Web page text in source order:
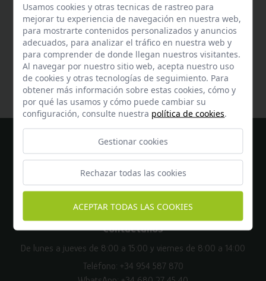
Ayuda
Encuentra respuesta a todas tus dudasaquí
Contáctanos
De lunes a jueves de 8:00 a 15:00 y viernes de 8:00 a 14:00
Teléfono: +34 954 587 870
Usamos cookies y otras tecnicas de rastreo para
mejorar tu experiencia de navegación en nuestra web,
para mostrarte contenidos personalizados y anuncios
adecuados, para analizar el tráfico en nuestra web y
para comprender de donde llegan nuestros visitantes.
Al navegar por nuestro sitio web, acepta nuestro uso
de cookies y otras tecnologías de seguimiento. Para
obtener más información sobre estas cookies, cómo y
por qué las usamos y cómo puede cambiar su
configuración, consulte nuestra política de cookies.
Gestionar cookies
Rechazar todas las cookies
ACEPTAR TODAS LAS COOKIES